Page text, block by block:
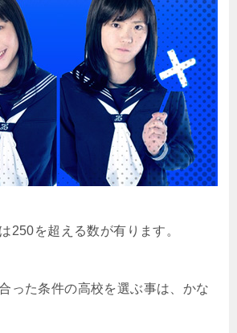
250を超える数が有ります。
った条件の高校を選ぶ事は、かな